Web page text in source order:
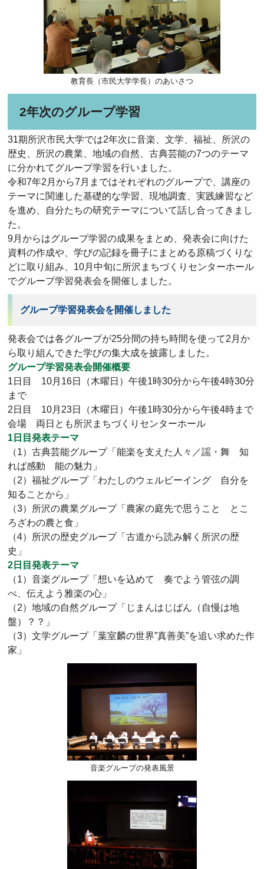
教育長（市民大学学長）のあいさつ
2年次のグループ学習
31期所沢市民大学では2年次に音楽、文学、福祉、所沢の
歴史、所沢の農業、地域の自然、古典芸能の7つのテーマ
に分かれてグループ学習を行いました。
令和7年2月から7月まではそれぞれのグループで、講座の
テーマに関連した基礎的な学習、現地調査、実践練習など
を進め、自分たちの研究テーマについて話し合ってきまし
た。
9月からはグループ学習の成果をまとめ、発表会に向けた
資料の作成や、学びの記録を冊子にまとめる原稿づくりな
どに取り組み、10月中旬に所沢まちづくりセンターホール
でグループ学習発表会を開催しました。
グループ学習発表会を開催しました
発表会では各グループが25分間の持ち時間を使って2月か
ら取り組んできた学びの集大成を披露しました。
グループ学習発表会開催概要
1日目 10月16日（木曜日）午後1時30分から午後4時30分
まで
2日目 10月23日（木曜日）午後1時30分から午後4時まで
会場 両日とも所沢まちづくりセンターホール
1日目発表テーマ
（1）古典芸能グループ「能楽を支えた人々／謡・舞 知
れば感動 能の魅力」
（2）福祉グループ「わたしのウェルビーイング 自分を
知ることから」
（3）所沢の農業グループ「農家の庭先で思うこと とこ
ろざわの農と食」
（4）所沢の歴史グループ「古道から読み解く所沢の歴
史」
2日目発表テーマ
（1）音楽グループ「想いを込めて 奏でよう管弦の調
べ、伝えよう雅楽の心」
（2）地域の自然グループ「じまんはじばん（自慢は地
盤）？？」
（3）文学グループ「葉室麟の世界”真善美”を追い求めた作
家」
音楽グループの発表風景